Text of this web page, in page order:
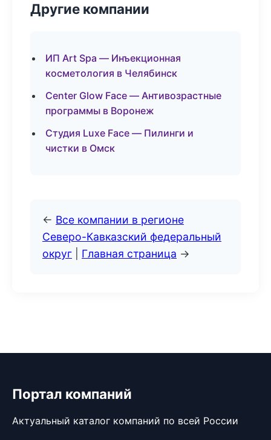
Другие компании
ИП Art Spa — Инъекционная
косметология в Челябинск
Center Glow Face — Антивозрастные
программы в Воронеж
Студия Luxe Face — Пилинги и
чистки в Омск
← Все компании в регионе
Северо-Кавказский федеральный
округ
Главная страница →
Портал компаний
Актуальный каталог компаний по всей России